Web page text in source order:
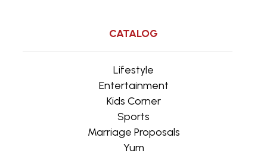
CATALOG
Lifestyle
Entertainment
Kids Corner
Sports
Marriage Proposals
Yum